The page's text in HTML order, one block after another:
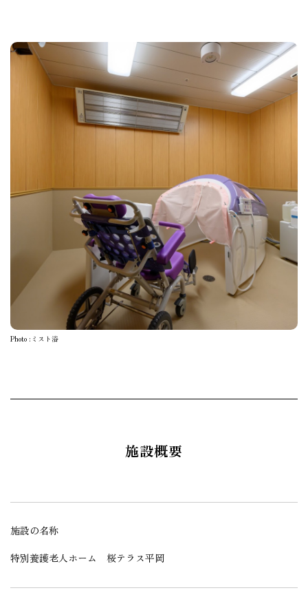
Photo :ミスト浴
施設概要
施設の名称
特別養護老人ホーム 桜テラス平岡